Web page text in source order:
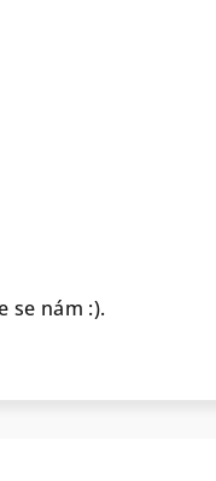
se nám :).